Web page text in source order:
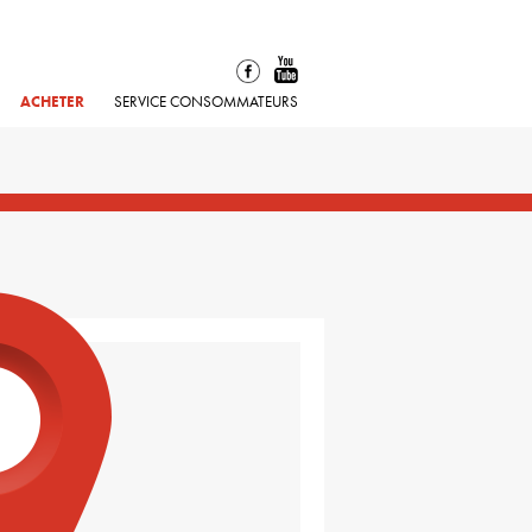
ACHETER SERVICE CONSOMMATEURS